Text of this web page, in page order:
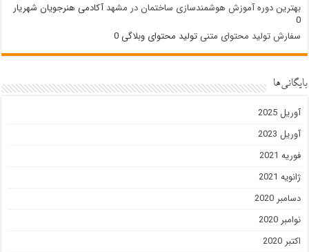
بهترین دوره آموزش هوشمندسازی ساختمان در مشهدآکادمی هنرجویان شهریار
0
سفارش تولید محتوای متنی تولید محتوای وبلاگی 0
بایگانی‌ها
آوریل 2025
آوریل 2023
فوریه 2021
ژانویه 2021
دسامبر 2020
نوامبر 2020
اکتبر 2020